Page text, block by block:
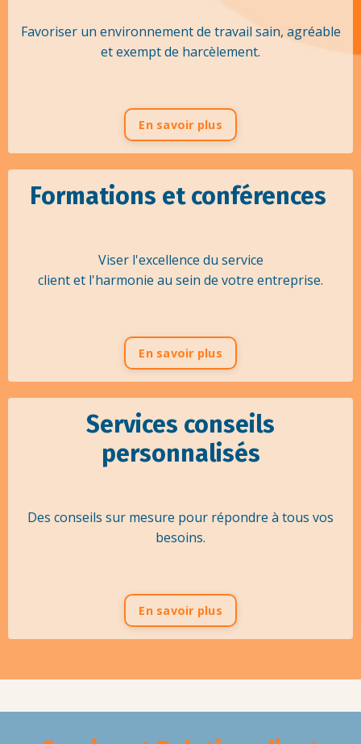
Favoriser un environnement de travail sain, agréable
et exempt de harcèlement.
En savoir plus
Formations et conférences
Viser l'excellence du service
client et l'harmonie au sein de votre entreprise.
En savoir plus
Services conseils
personnalisés
Des conseils sur mesure pour répondre à tous vos
besoins.
En savoir plus